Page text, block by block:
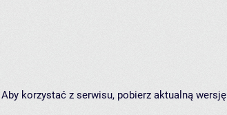
korzystać z serwisu, pobierz aktualną wersję